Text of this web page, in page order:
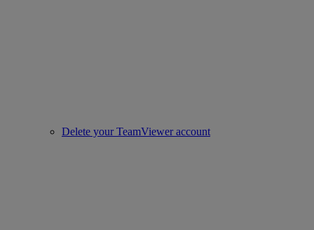
Delete your TeamViewer account